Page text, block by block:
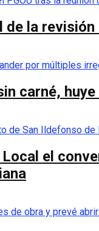
la
carné,
el